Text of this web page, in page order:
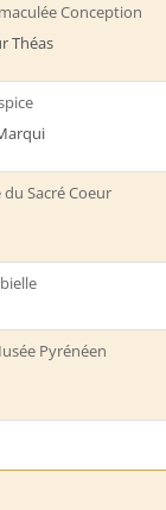
Conception
Théas
du Sacré Coeur
Pyrénéen